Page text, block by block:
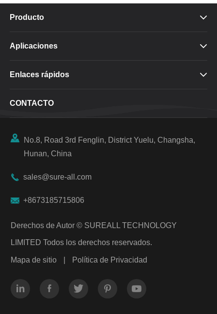
Producto 
Aplicaciones 
Enlaces rápidos 
CONTACTO

No.8, Road 3rd Fenglin, District Yuelu, Changsha,
Hunan, China
 sales@sure-all.com
 +8673185715806
Derechos de Autor © SUREALL TECHNOLOGY
LIMITED Todos los derechos reservados.
Mapa de sitio Política de Privacidad
    